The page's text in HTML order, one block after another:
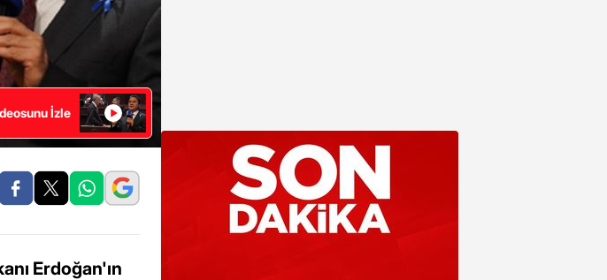
İzle
Erdoğan'ın